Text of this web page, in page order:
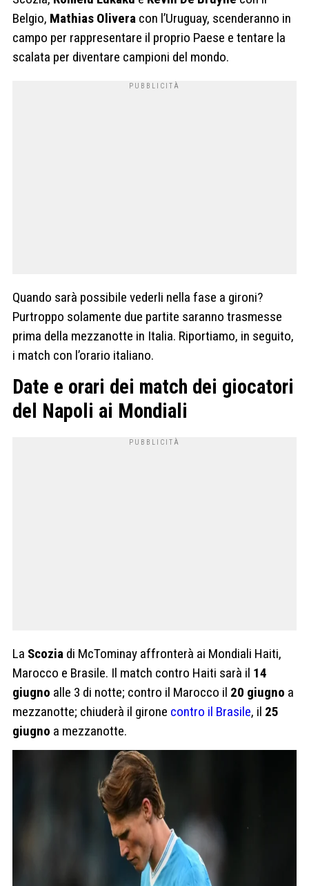
Belgio, Mathias Olivera con l’Uruguay, scenderanno in
campo per rappresentare il proprio Paese e tentare la
scalata per diventare campioni del mondo.
Quando sarà possibile vederli nella fase a gironi?
Purtroppo solamente due partite saranno trasmesse
prima della mezzanotte in Italia. Riportiamo, in seguito,
i match con l’orario italiano.
Date e orari dei match dei giocatori
del Napoli ai Mondiali
La Scozia di McTominay affronterà ai Mondiali Haiti,
Marocco e Brasile. Il match contro Haiti sarà il 14
giugno alle 3 di notte; contro il Marocco il 20 giugno a
mezzanotte; chiuderà il girone contro il Brasile, il 25
giugno a mezzanotte.